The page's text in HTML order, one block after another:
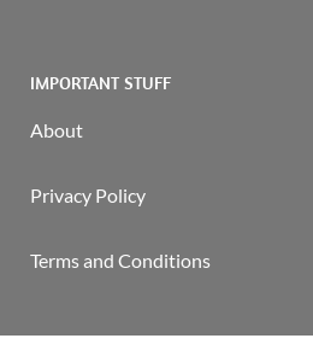
IMPORTANT STUFF
About
Privacy Policy
Terms and Conditions